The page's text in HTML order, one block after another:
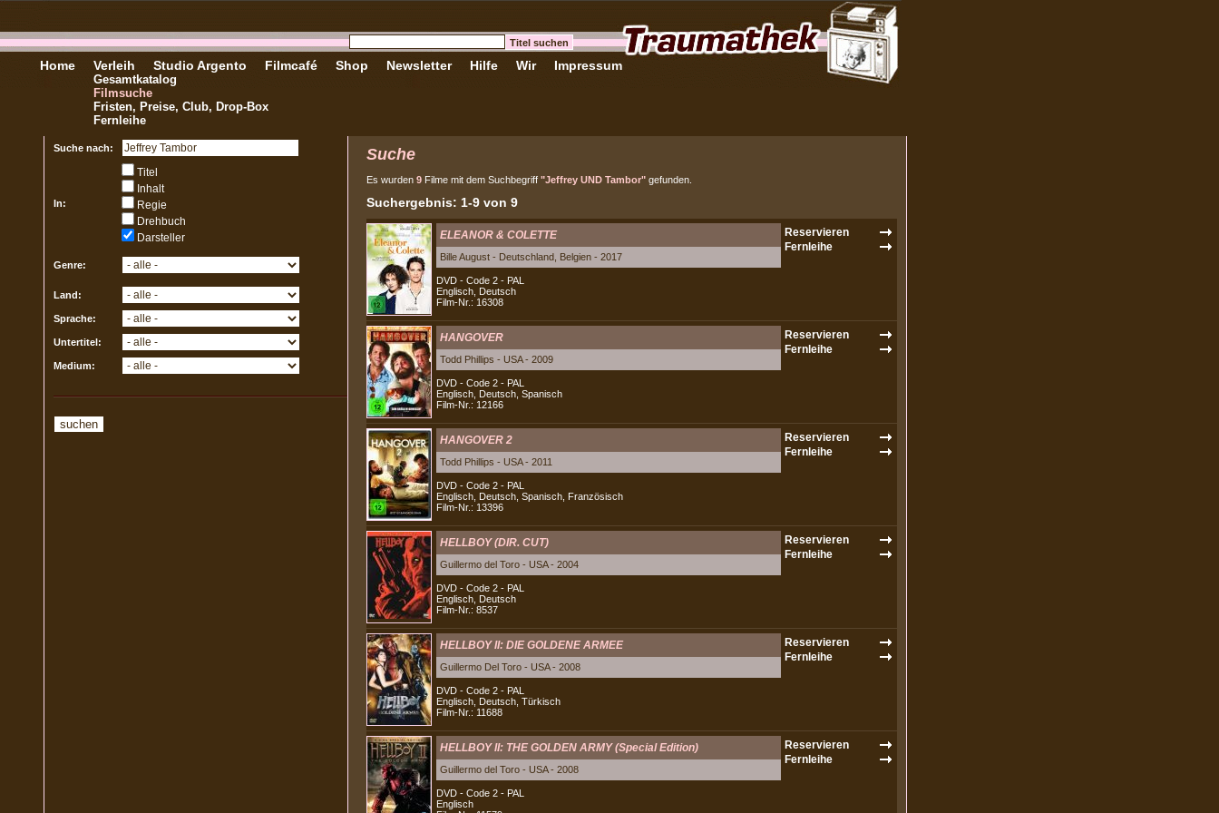
Home Verleih
Gesamtkatalog
Filmsuche
Fristen, Preise, Club, Drop-Box
Fernleihe
Studio Argento Filmcafé Shop Newsletter Hilfe Wir Impressum
Suche nach:
In:
Titel
Inhalt
Regie
Drehbuch
Darsteller
Genre:
Land:
Sprache:
Untertitel:
Medium:
Suche
Es wurden 9 Filme mit dem Suchbegriff "Jeffrey UND Tambor" gefunden.
Suchergebnis: 1-9 von 9
ELEANOR & COLETTE
Bille August - Deutschland, Belgien - 2017
DVD - Code 2 - PAL
Englisch, Deutsch
Film-Nr.: 16308
HANGOVER
Todd Phillips - USA - 2009
DVD - Code 2 - PAL
Englisch, Deutsch, Spanisch
Film-Nr.: 12166
HANGOVER 2
Todd Phillips - USA - 2011
DVD - Code 2 - PAL
Englisch, Deutsch, Spanisch, Französisch
Film-Nr.: 13396
HELLBOY (DIR. CUT)
Guillermo del Toro - USA - 2004
DVD - Code 2 - PAL
Englisch, Deutsch
Film-Nr.: 8537
HELLBOY II: DIE GOLDENE ARMEE
Guillermo Del Toro - USA - 2008
DVD - Code 2 - PAL
Englisch, Deutsch, Türkisch
Film-Nr.: 11688
HELLBOY II: THE GOLDEN ARMY (Special Edition)
Guillermo del Toro - USA - 2008
DVD - Code 2 - PAL
Englisch